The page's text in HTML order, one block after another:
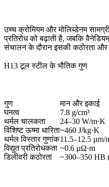
उच्च क्रोमियम और मोलिब्डेनम
प्रतिरोध को बढ़ाती है, जबकि
संचालन के दौरान इसकी कठोरता और
H13 टूल स्टील के भौतिक गुण
गुण
मान और इकाई
घनत्व
7.8 g/cm³
थर्मल चालकता
24–30 W/m·K
विशिष्ट ऊष्मा धारिता~460 J/kg·K
थर्मल विस्तार गुणांक11.5–12.5 µm/
विद्युत प्रतिरोधकता ~0.6 µΩ·m
डिलीवरी कठोरता
~300–350 HB